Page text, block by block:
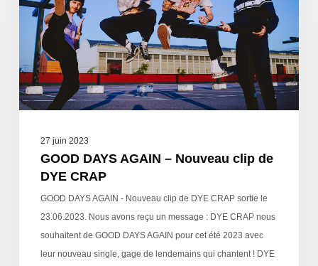
27 juin 2023
GOOD DAYS AGAIN – Nouveau clip de
DYE CRAP
GOOD DAYS AGAIN - Nouveau clip de DYE CRAP sortie le
23.06.2023. Nous avons reçu un message : DYE CRAP nous
souhaitent de GOOD DAYS AGAIN pour cet été 2023 avec
leur nouveau single, gage de lendemains qui chantent ! DYE